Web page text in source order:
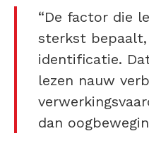
“De factor die
sterkst
identificatie.
lezen nauw
dan